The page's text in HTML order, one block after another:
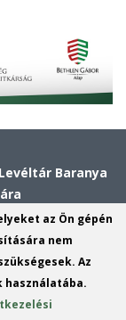
Baranya
Király utca 11.
Király utca 11.
680
(link
sends
az Ön gépén
nem
Az
használatába.